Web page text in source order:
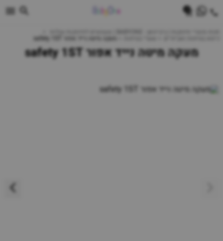
מעקה מיטה נייד אפור safety 1ST